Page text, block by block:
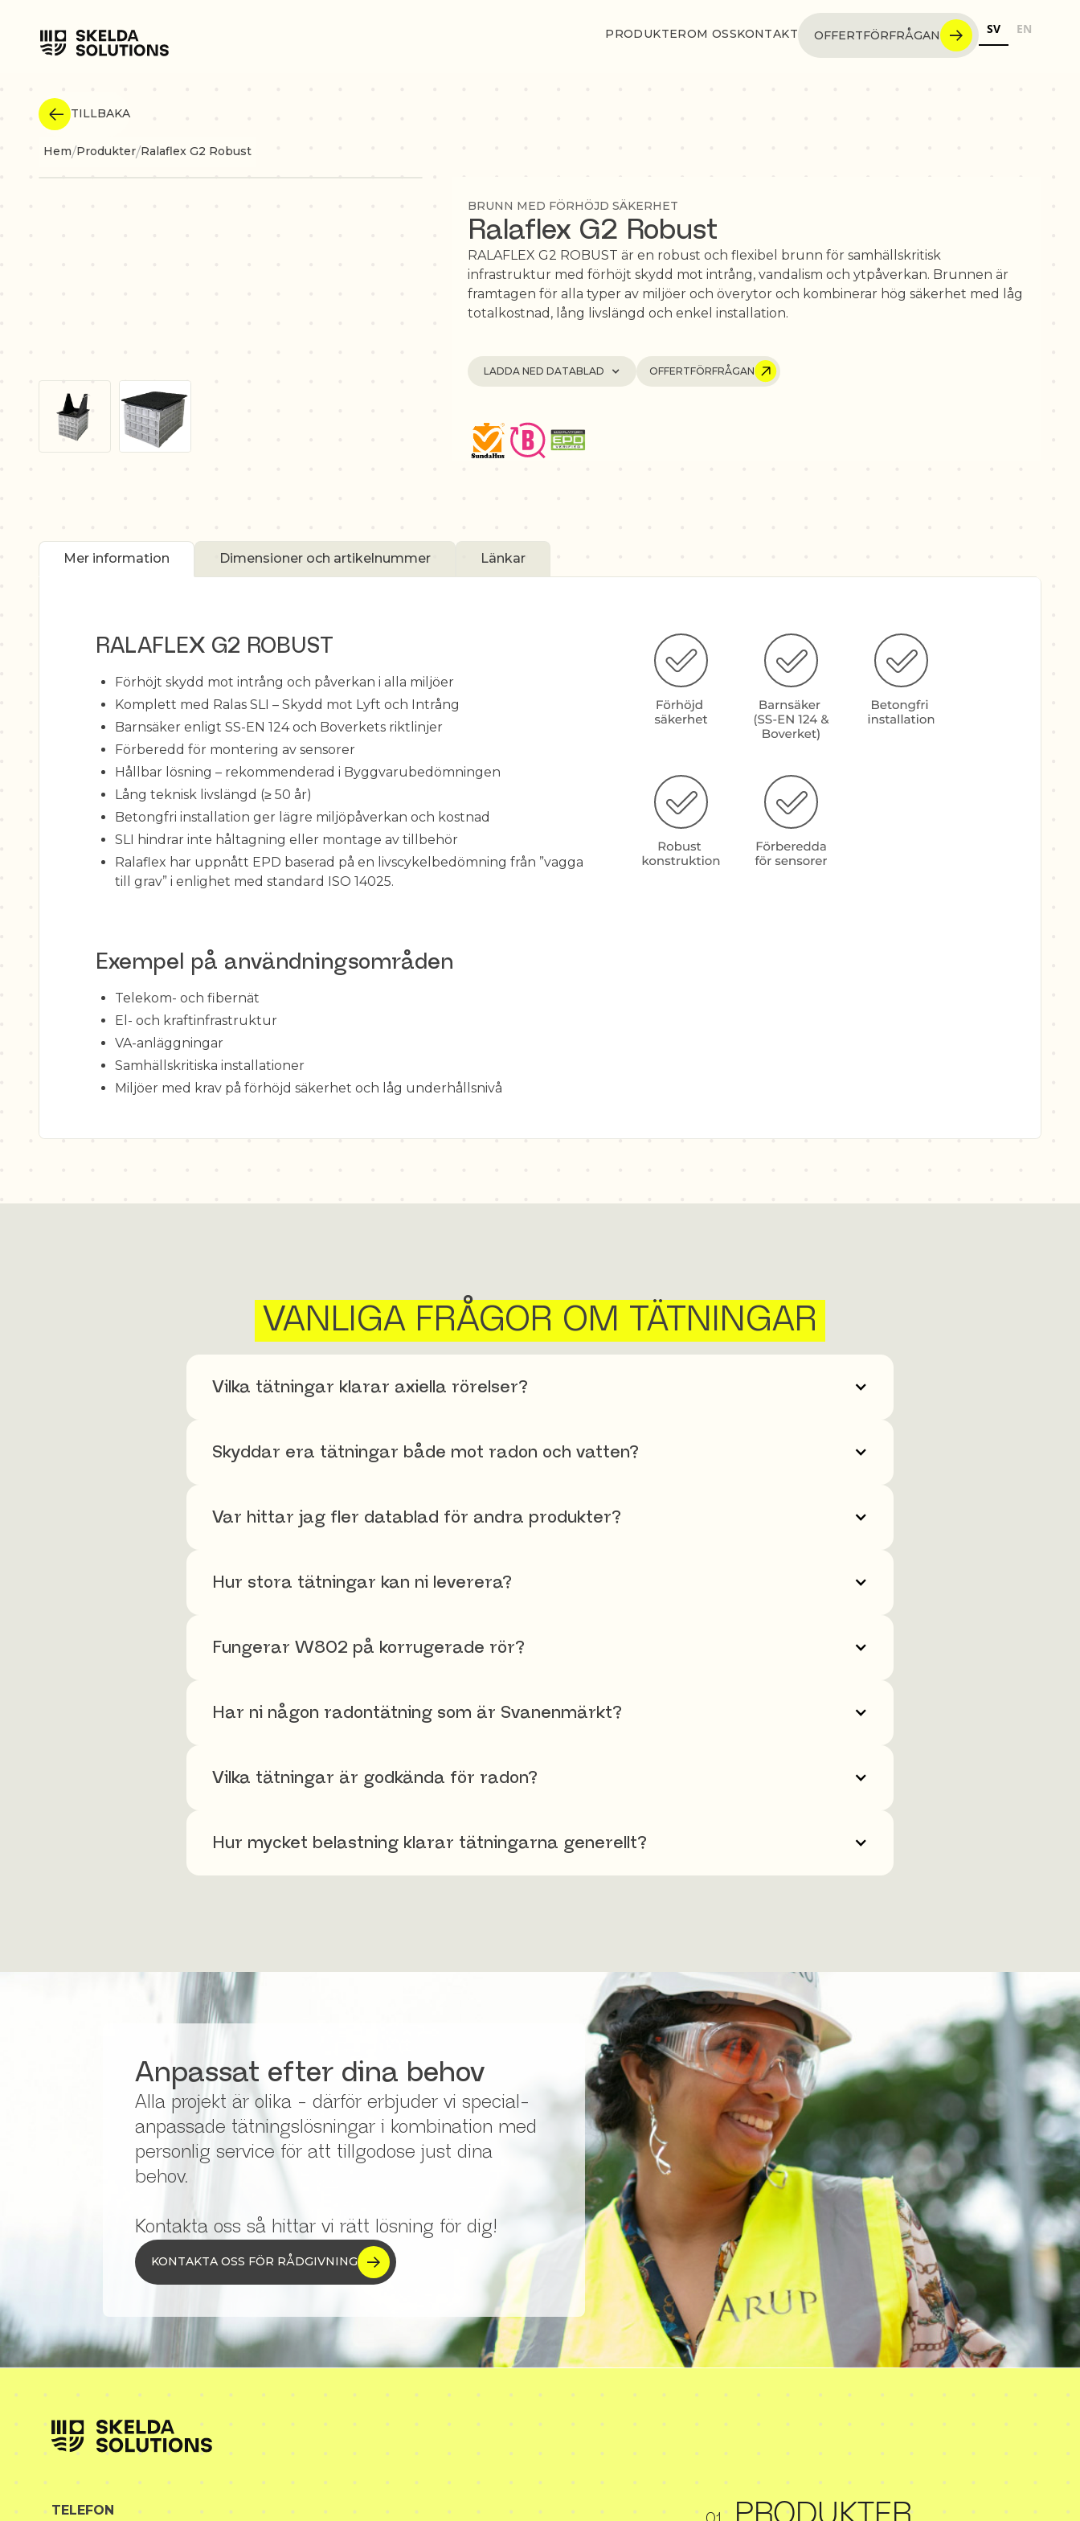
PRODUKTEROM OSSKONTAKT OFFERTFÖRFRÅGAN SV EN
TILLBAKA
Hem/Produkter/Ralaflex G2 Robust
BRUNN MED FÖRHÖJD SÄKERHET
Ralaflex G2 Robust
RALAFLEX G2 ROBUST är en robust och flexibel brunn för samhällskritisk
infrastruktur med förhöjt skydd mot intrång, vandalism och ytpåverkan. Brunnen är
framtagen för alla typer av miljöer och överytor och kombinerar hög säkerhet med låg
totalkostnad, lång livslängd och enkel installation.
LADDA NED DATABLAD OFFERTFÖRFRÅGAN
Mer information Dimensioner och artikelnummer Länkar
RALAFLEX G2 ROBUST
Förhöjt skydd mot intrång och påverkan i alla miljöer
Komplett med Ralas SLI – Skydd mot Lyft och Intrång
Barnsäker enligt SS-EN 124 och Boverkets riktlinjer
Förberedd för montering av sensorer
Hållbar lösning – rekommenderad i Byggvarubedömningen
Lång teknisk livslängd (≥ 50 år)
Betongfri installation ger lägre miljöpåverkan och kostnad
SLI hindrar inte håltagning eller montage av tillbehör
Ralaflex har uppnått EPD baserad på en livscykelbedömning från ”vagga
till grav” i enlighet med standard ISO 14025.
Exempel på användningsområden
Telekom- och fibernät
El- och kraftinfrastruktur
VA-anläggningar
Samhällskritiska installationer
Miljöer med krav på förhöjd säkerhet och låg underhållsnivå
VANLIGA FRÅGOR OM TÄTNINGAR
Vilka tätningar klarar axiella rörelser?
Skyddar era tätningar både mot radon och vatten?
Var hittar jag fler datablad för andra produkter?
Hur stora tätningar kan ni leverera?
Fungerar W802 på korrugerade rör?
Har ni någon radontätning som är Svanenmärkt?
Vilka tätningar är godkända för radon?
Hur mycket belastning klarar tätningarna generellt?
Anpassat efter dina behov
Alla projekt är olika - därför erbjuder vi special­­
anpassade tätnings­­lösningar i kombination med
personlig service för att tillgodose just dina
behov.
Kontakta oss så hittar vi rätt lösning för dig!
KONTAKTA OSS FÖR RÅDGIVNING
TELEFON